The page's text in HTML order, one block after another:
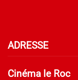
ADRESSE
Cinéma le Roc